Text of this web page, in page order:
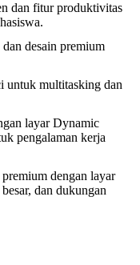
dan fitur produktivitas
desain premium
untuk multitasking dan
layar Dynamic
pengalaman kerja
dengan layar
dan dukungan